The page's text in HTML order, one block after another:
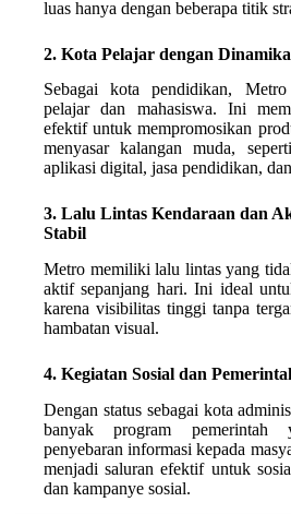
luas hanya dengan beberapa titik
2. Kota Pelajar dengan
Sebagai kota pendidikan,
pelajar dan mahasiswa. Ini
efektif untuk mempromosikan
menyasar kalangan muda,
aplikasi digital, jasa pendidikan,
3. Lalu Lintas Kendaraan dan
Stabil
Metro memiliki lalu lintas yang
aktif sepanjang hari. Ini ideal
karena visibilitas tinggi tanpa
hambatan visual.
4. Kegiatan Sosial dan
Dengan status sebagai kota
banyak program pemerintah
penyebaran informasi kepada
menjadi saluran efektif untuk
dan kampanye sosial.